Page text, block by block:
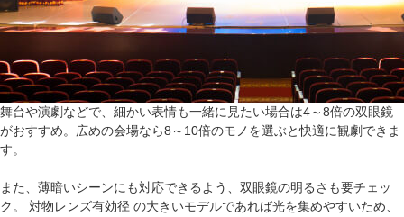
舞台や演劇などで、細かい表情も一緒に見たい場合は4～8倍の双眼鏡
がおすすめ。広めの会場なら8～10倍のモノを選ぶと快適に観劇できま
す。
また、薄暗いシーンにも対応できるよう、双眼鏡の明るさも要チェッ
ク。 対物レンズ有効径 の大きいモデルであれば光を集めやすいため、